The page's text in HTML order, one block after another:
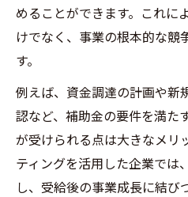
めることができます。これに
けでなく、事業の根本的な競
す。
例えば、資金調達の計画や新
認など、補助金の要件を満た
が受けられる点は大きなメリ
ティングを活用した企業では
し、受給後の事業成長に結